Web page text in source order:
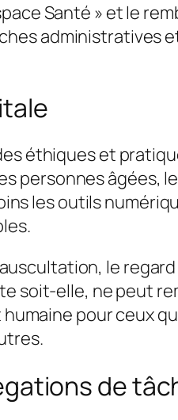
Santé » et le
administratives
éthiques et
personnes âgées,
les outils
le
soit-elle, ne peut
pour ceux
de